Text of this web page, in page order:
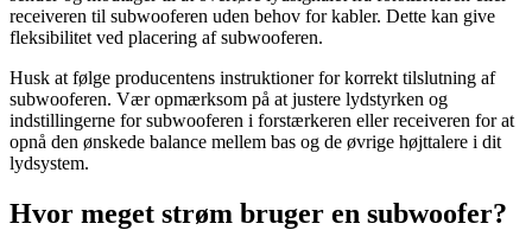
receiveren til subwooferen uden behov for kabler. Dette kan give
fleksibilitet ved placering af subwooferen.
Husk at følge producentens instruktioner for korrekt tilslutning af
subwooferen. Vær opmærksom på at justere lydstyrken og
indstillingerne for subwooferen i forstærkeren eller receiveren for at
opnå den ønskede balance mellem bas og de øvrige højttalere i dit
lydsystem.
Hvor meget strøm bruger en subwoofer?